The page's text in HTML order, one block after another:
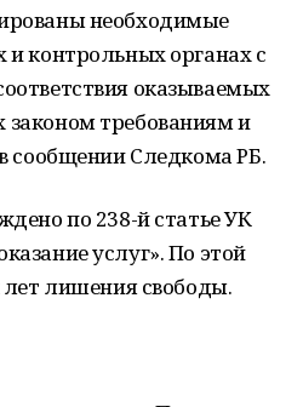
необходимые
и контрольных органах с
оказываемых
требованиям и
сообщении Следкома РБ.
по 238-й статье УК
услуг». По этой
лет лишения свободы.